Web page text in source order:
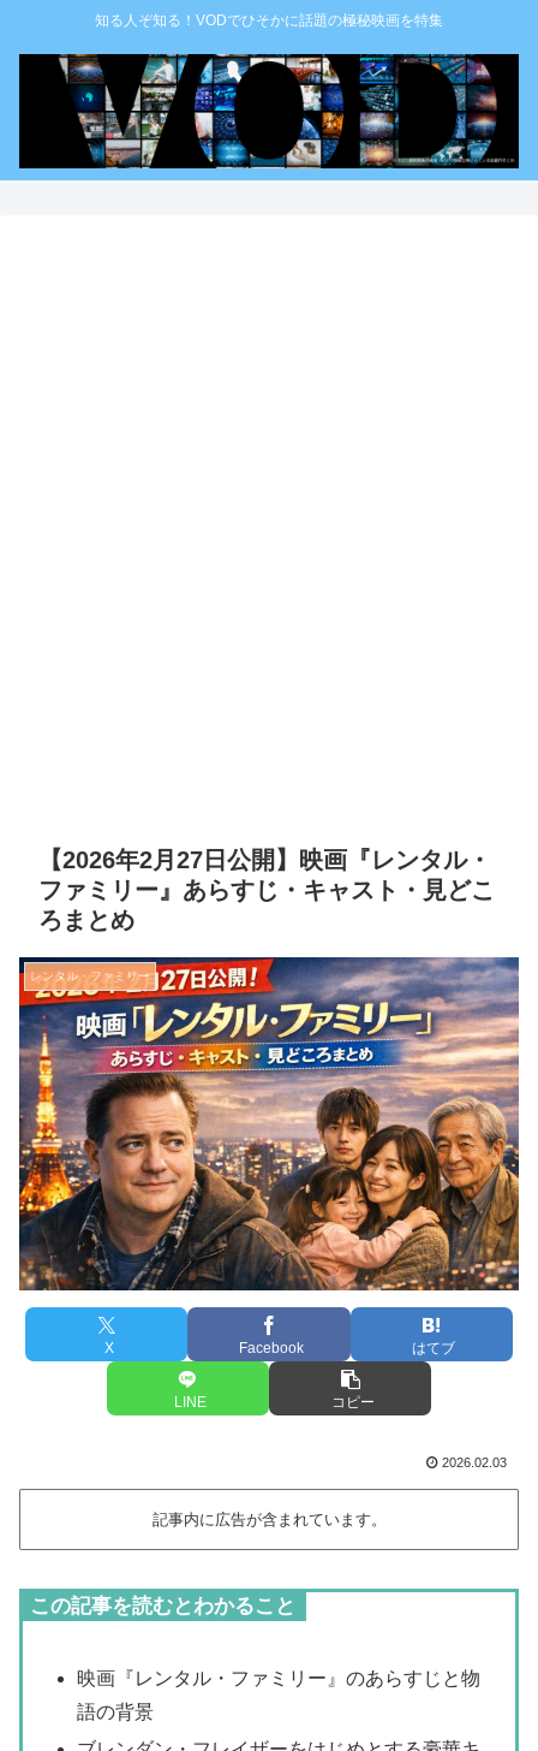
知る人ぞ知る！VODでひそかに話題の極秘映画を特集
【2026年2月27日公開】映画『レンタル・
ファミリー』あらすじ・キャスト・見どこ
ろまとめ
レンタル・ファミリー
X Facebook はてブ
LINE コピー
2026.02.03
記事内に広告が含まれています。
この記事を読むとわかること
映画『レンタル・ファミリー』のあらすじと物
語の背景